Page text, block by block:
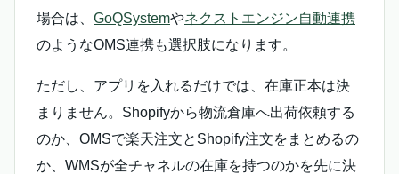
場合は、 GoQSystemやネクストエンジン自動連携
のようなOMS連携も選択肢になります。
ただし、アプリを入れるだけでは、在庫正本は決
まりません。Shopifyから物流倉庫へ出荷依頼する
のか、OMSで楽天注文とShopify注文をまとめるの
か、WMSが全チャネルの在庫を持つのかを先に決